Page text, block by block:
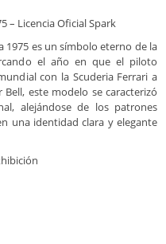
– Licencia Oficial Spark
1975 es un símbolo eterno de la
el año en que el piloto
con la Scuderia Ferrari a
este modelo se caracterizó
alejándose de los patrones
una identidad clara y elegante